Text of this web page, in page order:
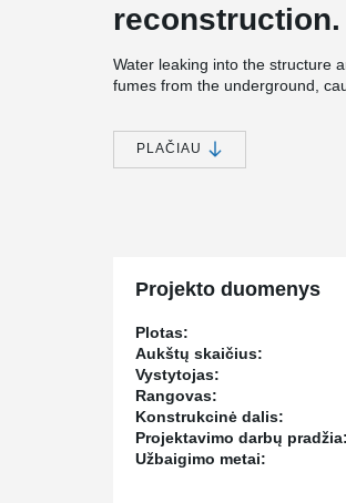
reconstruction.
Water leaking into the structure
fumes from the underground,
The existing monolithic
with special DELTABEAM
PLAČIAU
Projekto duomenys
Plotas:
Aukštų skaičius:
Vystytojas:
Rangovas:
Konstrukcinė dalis:
Projektavimo darbų pradžia:
Užbaigimo metai: